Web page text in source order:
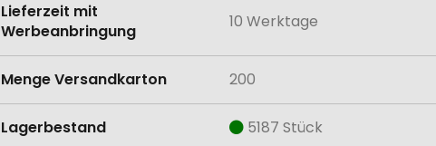
Lieferzeit mit
Werbeanbringung
10 Werktage
Menge Versandkarton 200
Lagerbestand 5187 Stück